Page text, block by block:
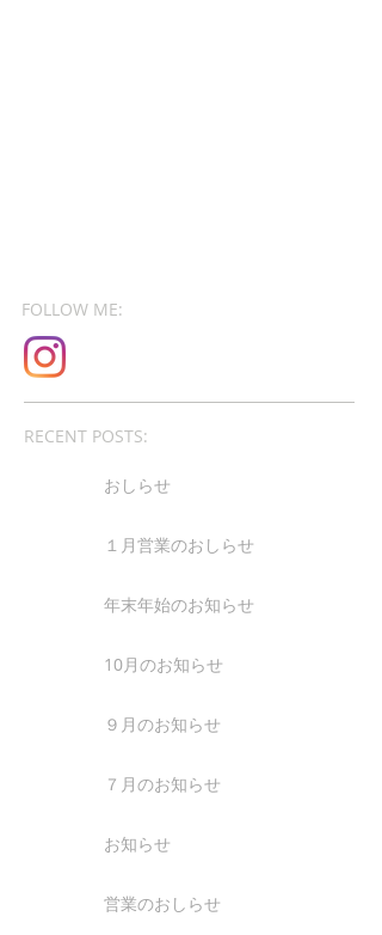
RECENT POSTS:
FOLLOW ME:
おしらせ
１月営業のおしらせ
年末年始のお知らせ
10月のお知らせ
９月のお知らせ
７月のお知らせ
お知らせ
営業のおしらせ